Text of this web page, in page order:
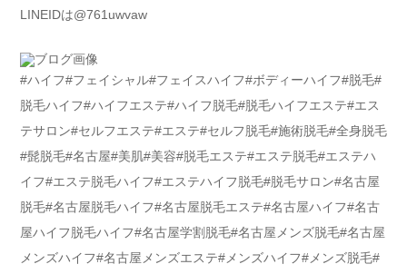
LINEIDは@761uwvaw
#ハイフ#フェイシャル#フェイスハイフ#ボディーハイフ#脱毛#
脱毛ハイフ#ハイフエステ#ハイフ脱毛#脱毛ハイフエステ#エス
テサロン#セルフエステ#エステ#セルフ脱毛#施術脱毛#全身脱毛
#髭脱毛#名古屋#美肌#美容#脱毛エステ#エステ脱毛#エステハ
イフ#エステ脱毛ハイフ#エステハイフ脱毛#脱毛サロン#名古屋
脱毛#名古屋脱毛ハイフ#名古屋脱毛エステ#名古屋ハイフ#名古
屋ハイフ脱毛ハイフ#名古屋学割脱毛#名古屋メンズ脱毛#名古屋
メンズハイフ#名古屋メンズエステ#メンズハイフ#メンズ脱毛#